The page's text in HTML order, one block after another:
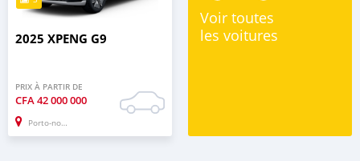
2025 XPENG G9
PRIX À PARTIR DE
CFA42 000 000
Porto-novo
Voir toutes
les voitures